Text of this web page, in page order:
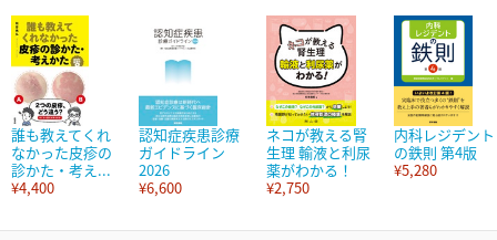
誰も教えてくれ
なかった皮疹の
診かた・考え...
¥4,400
認知症疾患診療
ガイドライン
2026
¥6,600
ネコが教える腎
生理 輸液と利尿
薬がわかる！
¥2,750
内科レジデント
の鉄則 第4版
¥5,280